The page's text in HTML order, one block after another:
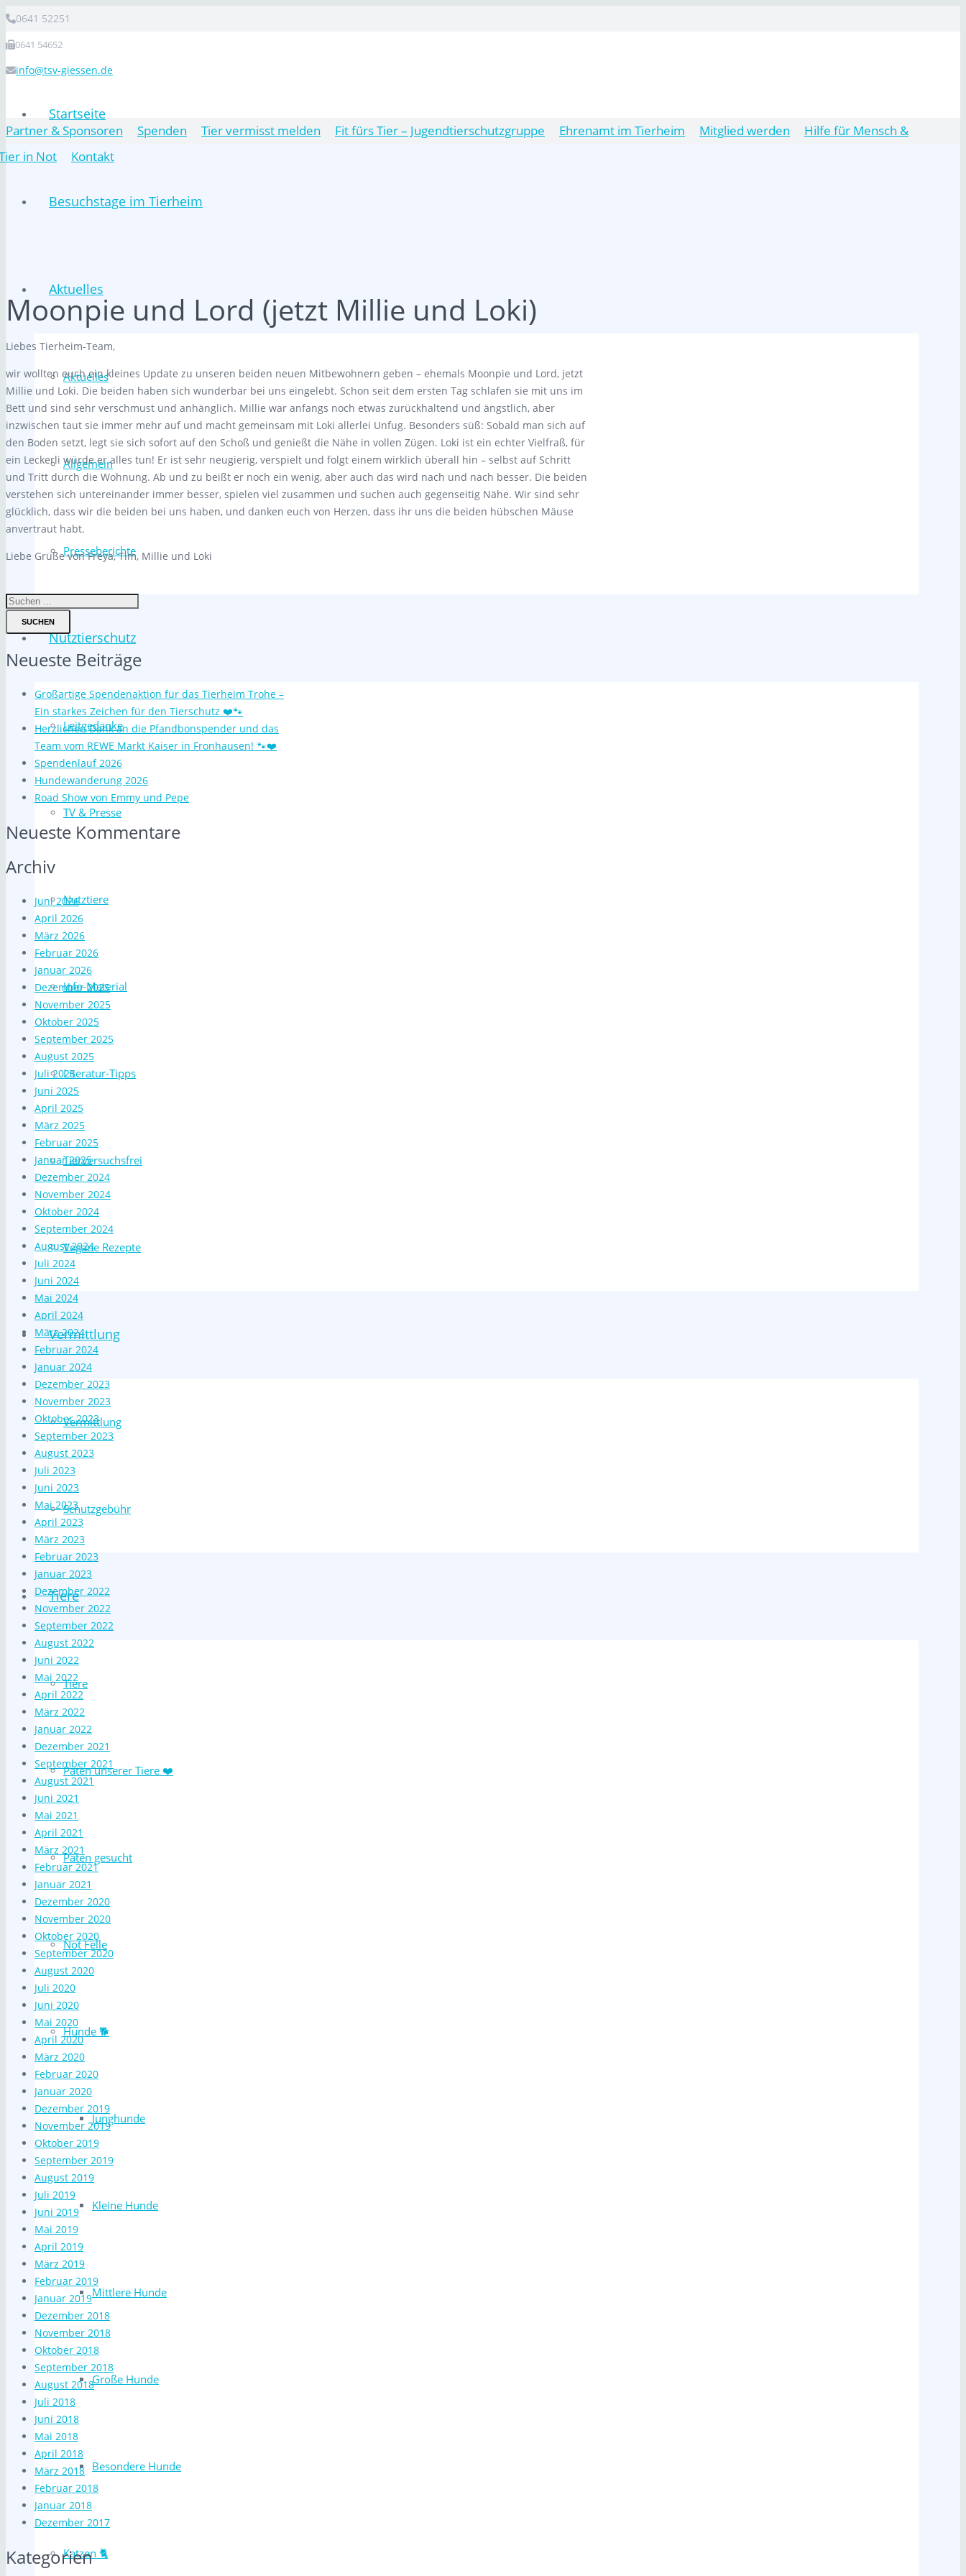
0641 52251
0641 54652
info@tsv-giessen.de
Startseite
Besuchstage im Tierheim
Aktuelles
Aktuelles
Allgemein
Presseberichte
Nutztierschutz
Leitgedanke
TV & Presse
Nutztiere
Info-Material
Literatur-Tipps
Tierversuchsfrei
Vegane Rezepte
Vermittlung
Vermittlung
Schutzgebühr
Tiere
Tiere
Paten unserer Tiere ❤️
Paten gesucht
Not Felle
Hunde 🐕
Junghunde
Kleine Hunde
Mittlere Hunde
Große Hunde
Besondere Hunde
Katzen 🐈
Partner & Sponsoren Spenden Tier vermisst melden Fit fürs Tier – Jugendtierschutzgruppe Ehrenamt im Tierheim Mitglied werden
Hilfe für Mensch &
in Not
Kontakt
Moonpie und Lord (jetzt Millie und Loki)
Liebes Tierheim-Team,
wir wollten euch ein kleines Update zu unseren beiden neuen Mitbewohnern geben – ehemals Moonpie und Lord, jetzt
Millie und Loki. Die beiden haben sich wunderbar bei uns eingelebt. Schon seit dem ersten Tag schlafen sie mit uns im
Bett und sind sehr verschmust und anhänglich. Millie war anfangs noch etwas zurückhaltend und ängstlich, aber
inzwischen taut sie immer mehr auf und macht gemeinsam mit Loki allerlei Unfug. Besonders süß: Sobald man sich auf
den Boden setzt, legt sie sich sofort auf den Schoß und genießt die Nähe in vollen Zügen. Loki ist ein echter Vielfraß, für
ein Leckerli würde er alles tun! Er ist sehr neugierig, verspielt und folgt einem wirklich überall hin – selbst auf Schritt
und Tritt durch die Wohnung. Ab und zu beißt er noch ein wenig, aber auch das wird nach und nach besser. Die beiden
verstehen sich untereinander immer besser, spielen viel zusammen und suchen auch gegenseitig Nähe. Wir sind sehr
glücklich, dass wir die beiden bei uns haben, und danken euch von Herzen, dass ihr uns die beiden hübschen Mäuse
anvertraut habt.
Liebe Grüße von Freya, Tim, Millie und Loki
SUCHEN
Neueste Beiträge
Großartige Spendenaktion für das Tierheim Trohe –
Ein starkes Zeichen für den Tierschutz ❤️🐾
Herzlichen Dank an die Pfandbonspender und das
Team vom REWE Markt Kaiser in Fronhausen! 🐾❤️
Spendenlauf 2026
Hundewanderung 2026
Road Show von Emmy und Pepe
Neueste Kommentare
Archiv
Juni 2026
April 2026
März 2026
Februar 2026
Januar 2026
Dezember 2025
November 2025
Oktober 2025
September 2025
August 2025
Juli 2025
Juni 2025
April 2025
März 2025
Februar 2025
Januar 2025
Dezember 2024
November 2024
Oktober 2024
September 2024
August 2024
Juli 2024
Juni 2024
Mai 2024
April 2024
März 2024
Februar 2024
Januar 2024
Dezember 2023
November 2023
Oktober 2023
September 2023
August 2023
Juli 2023
Juni 2023
Mai 2023
April 2023
März 2023
Februar 2023
Januar 2023
Dezember 2022
November 2022
September 2022
August 2022
Juni 2022
Mai 2022
April 2022
März 2022
Januar 2022
Dezember 2021
September 2021
August 2021
Juni 2021
Mai 2021
April 2021
März 2021
Februar 2021
Januar 2021
Dezember 2020
November 2020
Oktober 2020
September 2020
August 2020
Juli 2020
Juni 2020
Mai 2020
April 2020
März 2020
Februar 2020
Januar 2020
Dezember 2019
November 2019
Oktober 2019
September 2019
August 2019
Juli 2019
Juni 2019
Mai 2019
April 2019
März 2019
Februar 2019
Januar 2019
Dezember 2018
November 2018
Oktober 2018
September 2018
August 2018
Juli 2018
Juni 2018
Mai 2018
April 2018
März 2018
Februar 2018
Januar 2018
Dezember 2017
Kategorien